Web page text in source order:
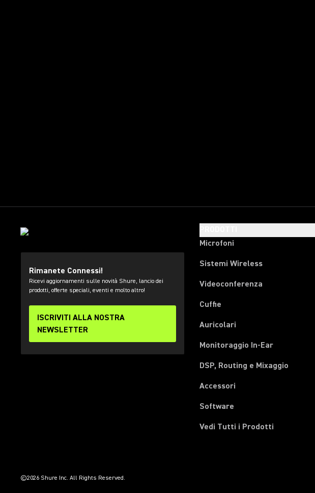
Rimanete Connessi!
Ricevi aggiornamenti sulle novità Shure, lancio dei
prodotti, offerte speciali, eventi e molto altro!
ISCRIVITI ALLA NOSTRA
NEWSLETTER
Microfoni
Sistemi Wireless
Videoconferenza
Cuffie
Auricolari
Monitoraggio In-Ear
DSP, Routing e Mixaggio
Accessori
Software
Vedi Tutti i Prodotti
©2026 Shure Inc. All Rights Reserved.